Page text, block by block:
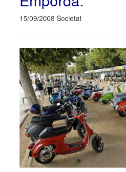
15/09/2008 Societat